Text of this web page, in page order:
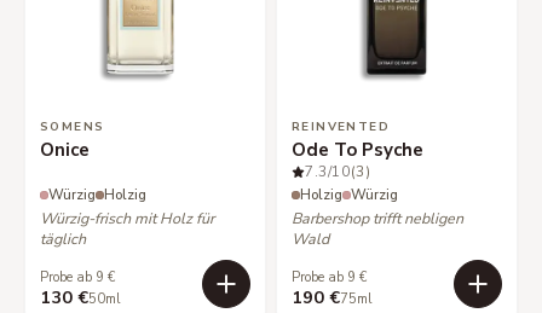
SOMENS
Onice
Würzig Holzig
Würzig-frisch mit Holz für
täglich
Probe ab 9 €
130 €50ml
REINVENTED
Ode To Psyche
7.3/10(3)
Holzig Würzig
Barbershop trifft nebligen
Wald
Probe ab 9 €
190 €75ml